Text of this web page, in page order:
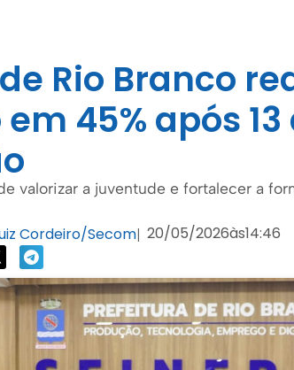
Rio Branco
45% após
valorizar a juventude e fortalecer a
Cordeiro/Secom| 20/05/2026às14:46